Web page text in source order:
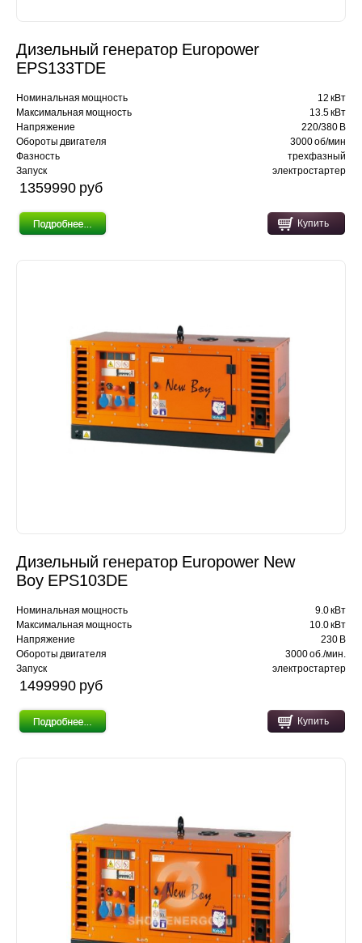
Дизельный генератор Europower
EPS133TDE
Номинальная мощность
12 кВт
Максимальная мощность
13.5 кВт
Напряжение
220/380 В
Обороты двигателя
3000 об/мин
Фазность
трехфазный
Запуск
электростартер
1359990 pуб
Купить
Дизельный генератор Europower New
Boy EPS103DE
Номинальная мощность
9.0 кВт
Максимальная мощность
10.0 кВт
Напряжение
230 В
Обороты двигателя
3000 об./мин.
Запуск
электростартер
1499990 pуб
Купить